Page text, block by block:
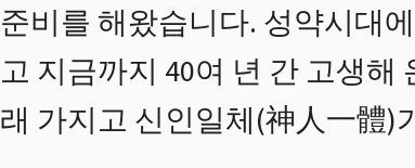
준비를 해왔습니다. 성약시대
고 지금까지 40여 년 간 고생
래 가지고 신인일체(神人一體)